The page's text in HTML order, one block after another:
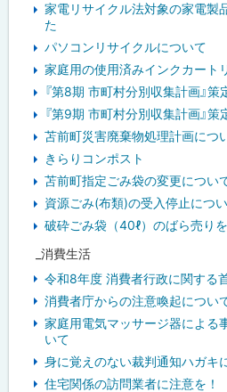
家電リサイクル法対象の家電製
た
パソコンリサイクルについて
家庭用の使用済みインクカート
『第8期 市町村分別収集計画』策
『第9期 市町村分別収集計画』策
苫前町災害廃棄物処理計画につ
きらりコンポスト
苫前町指定ごみ袋の変更につい
資源ごみ(布類)の受入停止につ
破砕ごみ袋（40ℓ）のばら売り
_消費生活
令和8年度 消費者行政に関する
消費者庁からの注意喚起につい
家庭用電気マッサージ器による
いて
身に覚えのない裁判通知ハガキ
住宅関係の訪問業者に注意を！